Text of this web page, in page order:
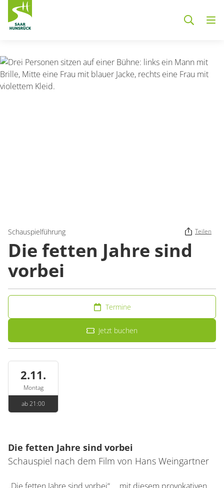
Schauspielführung Teilen
Die fetten Jahre sind
vorbei
Termine
Jetzt buchen
2.11.
Montag
ab 21:00
Die fetten Jahre sind vorbei
Schauspiel nach dem Film von Hans Weingartner